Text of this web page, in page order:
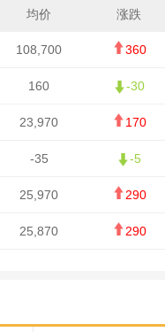
均价 涨跌
108,700 360
160 -30
23,970 170
-35 -5
25,970 290
25,870 290